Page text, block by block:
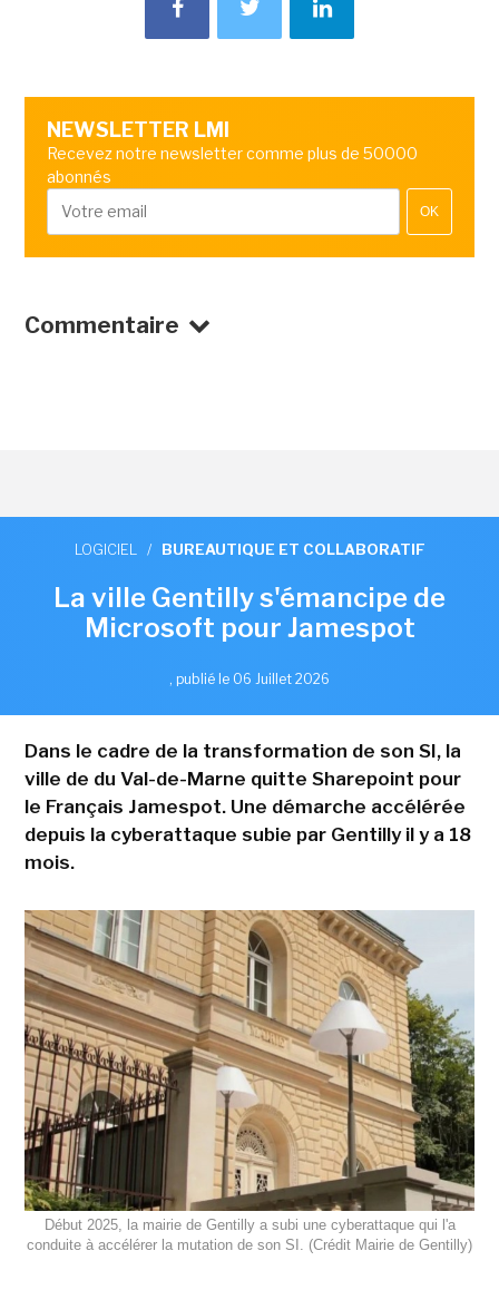
NEWSLETTER LMI
Recevez notre newsletter comme plus de 50000
abonnés
OK
Commentaire
LOGICIEL / BUREAUTIQUE ET COLLABORATIF
La ville Gentilly s'émancipe de
Microsoft pour Jamespot
, publié le 06 Juillet 2026
Dans le cadre de la transformation de son SI, la
ville de du Val-de-Marne quitte Sharepoint pour
le Français Jamespot. Une démarche accélérée
depuis la cyberattaque subie par Gentilly il y a 18
mois.
Début 2025, la mairie de Gentilly a subi une cyberattaque qui l'a
conduite à accélérer la mutation de son SI. (Crédit Mairie de Gentilly)